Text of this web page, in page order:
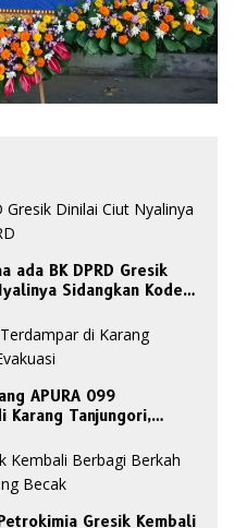
ada BK DPRD Gresik
Sidangkan Kode
APURA 099
Karang Tanjungori,
Gresik Kembali